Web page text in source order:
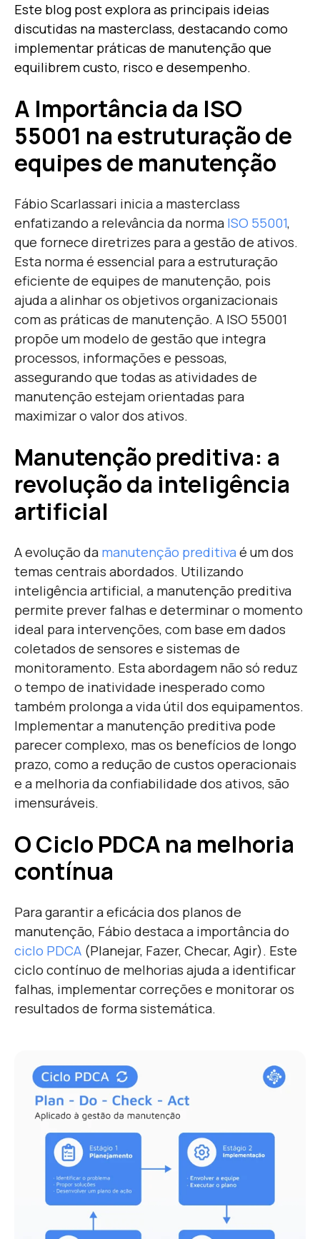
Este blog post explora as principais ideias
discutidas na masterclass, destacando como
implementar práticas de manutenção que
equilibrem custo, risco e desempenho.
A Importância da ISO
55001 na estruturação de
equipes de manutenção
Fábio Scarlassari inicia a masterclass
enfatizando a relevância da norma ISO 55001,
que fornece diretrizes para a gestão de ativos.
Esta norma é essencial para a estruturação
eficiente de equipes de manutenção, pois
ajuda a alinhar os objetivos organizacionais
com as práticas de manutenção. A ISO 55001
propõe um modelo de gestão que integra
processos, informações e pessoas,
assegurando que todas as atividades de
manutenção estejam orientadas para
maximizar o valor dos ativos.
Manutenção preditiva: a
revolução da inteligência
artificial
A evolução da manutenção preditiva é um dos
temas centrais abordados. Utilizando
inteligência artificial, a manutenção preditiva
permite prever falhas e determinar o momento
ideal para intervenções, com base em dados
coletados de sensores e sistemas de
monitoramento. Esta abordagem não só reduz
o tempo de inatividade inesperado como
também prolonga a vida útil dos equipamentos.
Implementar a manutenção preditiva pode
parecer complexo, mas os benefícios de longo
prazo, como a redução de custos operacionais
e a melhoria da confiabilidade dos ativos, são
imensuráveis.
O Ciclo PDCA na melhoria
contínua
Para garantir a eficácia dos planos de
manutenção, Fábio destaca a importância do
ciclo PDCA (Planejar, Fazer, Checar, Agir). Este
ciclo contínuo de melhorias ajuda a identificar
falhas, implementar correções e monitorar os
resultados de forma sistemática.